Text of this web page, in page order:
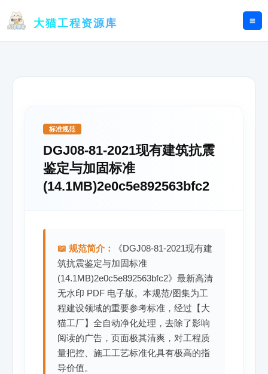
大猫工程资源库
标准规范
DGJ08-81-2021现有建筑抗震
鉴定与加固标准
(14.1MB)2e0c5e892563bfc2
📖 规范简介：
《DGJ08-81-2021现有建
筑抗震鉴定与加固标准
(14.1MB)2e0c5e892563bfc2》最新高清
无水印 PDF 电子版。本规范/图集为工
程建设领域的重要参考标准，经过【大
猫工厂】全自动净化处理，去除了影响
阅读的广告，页面极其清爽，对工程质
量把控、施工工艺标准化具有极高的指
导价值。